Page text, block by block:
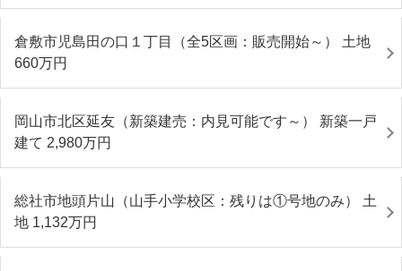
倉敷市児島田の口１丁目（全5区画：販売開始～） 土地
660万円
岡山市北区延友（新築建売：内見可能です～） 新築一戸
建て 2,980万円
総社市地頭片山（山手小学校区：残りは①号地のみ） 土
地 1,132万円